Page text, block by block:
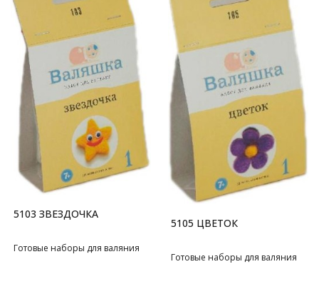
5103 ЗВЕЗДОЧКА
Готовые наборы для валяния
5105 ЦВЕТОК
Готовые наборы для валяния